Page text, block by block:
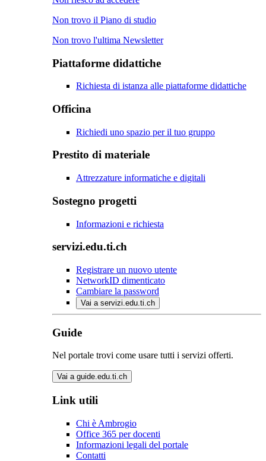
Non trovo il Piano di studio
Non trovo l'ultima Newsletter
Piattaforme didattiche
Richiesta di istanza alle piattaforme didattiche
Officina
Richiedi uno spazio per il tuo gruppo
Prestito di materiale
Attrezzature informatiche e digitali
Sostegno progetti
Informazioni e richiesta
servizi.edu.ti.ch
Registrare un nuovo utente
NetworkID dimenticato
Cambiare la password
Vai a servizi.edu.ti.ch
Guide
Nel portale trovi come usare tutti i servizi offerti.
Vai a guide.edu.ti.ch
Link utili
Chi è Ambrogio
Office 365 per docenti
Informazioni legali del portale
Contatti